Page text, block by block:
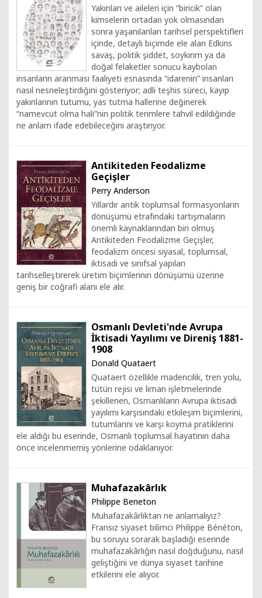
Yakınları ve aileleri için “biricik” olan
kimselerin ortadan yok olmasından
sonra yaşanılanları tarihsel perspektifleri
içinde, detaylı biçimde ele alan Edkins
savaş, politik şiddet, soykırım ya da
doğal felaketler sonucu kaybolan
insanların aranması faaliyeti esnasında “idarenin” insanları
nasıl nesneleştirdiğini gösteriyor; adli teşhis süreci, kayıp
yakınlarının tutumu, yas tutma hallerine değinerek
“namevcut olma hali”nin politik terimlere tahvil edildiğinde
ne anlam ifade edebileceğini araştırıyor.
Antikiteden Feodalizme
Geçişler
Perry Anderson
Yıllardır antik toplumsal formasyonların
dönüşümü etrafındaki tartışmaların
önemli kaynaklarından biri olmuş
Antikiteden Feodalizme Geçişler,
feodalizm öncesi siyasal, toplumsal,
iktisadi ve sınıfsal yapıları
tarihselleştirerek üretim biçimlerinin dönüşümü üzerine
geniş bir coğrafi alanı ele alır.
Osmanlı Devleti'nde Avrupa
İktisadi Yayılımı ve Direniş 1881-
1908
Donald Quataert
Quataert özellikle madencilik, tren yolu,
tütün rejisi ve liman işletmelerinde
şekillenen, Osmanlıların Avrupa iktisadi
yayılımı karşısındaki etkileşim biçimlerini,
tutumlarını ve karşı koyma pratiklerini
ele aldığı bu eserinde, Osmanlı toplumsal hayatının daha
önce incelenmemiş yönlerine odaklanıyor.
Muhafazakârlık
Philippe Beneton
Muhafazakârlıktan ne anlamalıyız?
Fransız siyaset bilimci Philippe Bénéton,
bu soruyu sorarak başladığı eserinde
muhafazakârlığın nasıl doğduğunu, nasıl
geliştiğini ve dünya siyaset tarihine
etkilerini ele alıyor.